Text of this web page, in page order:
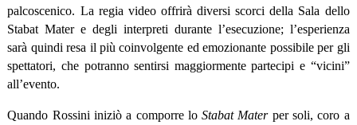
palcoscenico. La regia video offrirà diversi scorci della Sala dello
Stabat Mater e degli interpreti durante l’esecuzione; l’esperienza
sarà quindi resa il più coinvolgente ed emozionante possibile per gli
spettatori, che potranno sentirsi maggiormente partecipi e “vicini”
all’evento.
Quando Rossini iniziò a comporre loStabat Materper soli, coro a